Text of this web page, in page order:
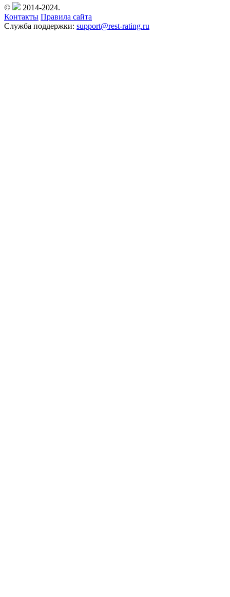
©
2014-2024.
Контакты Правила сайта
Служба поддержки: support@rest-rating.ru